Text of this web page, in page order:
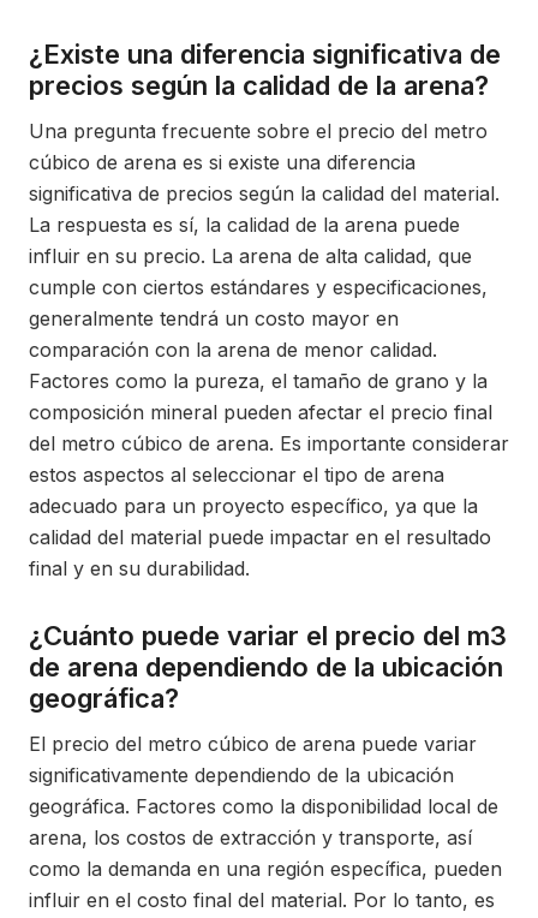
¿Existe una diferencia significativa de
precios según la calidad de la arena?
Una pregunta frecuente sobre el precio del metro
cúbico de arena es si existe una diferencia
significativa de precios según la calidad del material.
La respuesta es sí, la calidad de la arena puede
influir en su precio. La arena de alta calidad, que
cumple con ciertos estándares y especificaciones,
generalmente tendrá un costo mayor en
comparación con la arena de menor calidad.
Factores como la pureza, el tamaño de grano y la
composición mineral pueden afectar el precio final
del metro cúbico de arena. Es importante considerar
estos aspectos al seleccionar el tipo de arena
adecuado para un proyecto específico, ya que la
calidad del material puede impactar en el resultado
final y en su durabilidad.
¿Cuánto puede variar el precio del m3
de arena dependiendo de la ubicación
geográfica?
El precio del metro cúbico de arena puede variar
significativamente dependiendo de la ubicación
geográfica. Factores como la disponibilidad local de
arena, los costos de extracción y transporte, así
como la demanda en una región específica, pueden
influir en el costo final del material. Por lo tanto, es